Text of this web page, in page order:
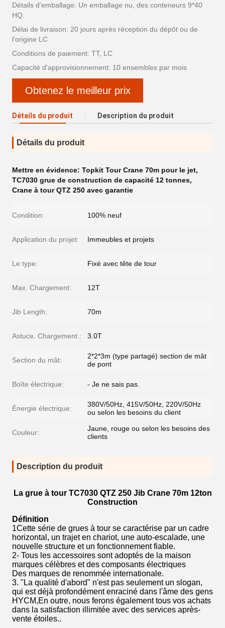
Détails d'emballage: Un emballage nu, des conteneurs 9*40
HQ.
Délai de livraison: 20 jours après réception du dépôt ou de
l'origine LC
Conditions de paiement: TT, LC
Capacité d'approvisionnement: 10 ensembles par mois
Obtenez le meilleur prix
Détails du produit Description du produit
Détails du produit
Mettre en évidence: Topkit Tour Crane 70m pour le jet,
TC7030 grue de construction de capacité 12 tonnes,
Crane à tour QTZ 250 avec garantie
Condition: 100% neuf
Application du projet: Immeubles et projets
Le type: Fixé avec tête de tour
Max. Chargement: 12T
Jib Length: 70m
Astuce. Chargement.: 3.0T
Section du mât:
2*2*3m (type partagé) section de mât
de pont
Boîte électrique: - Je ne sais pas.
Énergie électrique:
380V/50Hz, 415V/50Hz, 220V/50Hz
ou selon les besoins du client
Couleur:
Jaune, rouge ou selon les besoins des
clients
Description du produit
La grue à tour TC7030 QTZ 250 Jib Crane 70m 12ton
Construction
Définition
1Cette série de grues à tour se caractérise par un cadre
horizontal, un trajet en chariot, une auto-escalade, une
nouvelle structure et un fonctionnement fiable.
2- Tous les accessoires sont adoptés de la maison
marques célèbres et des composants électriques
Des marques de renommée internationale.
3. "La qualité d'abord" n'est pas seulement un slogan,
qui est déjà profondément enraciné dans l'âme des gens
HYCM,En outre, nous ferons également tous vos achats
dans la satisfaction illimitée avec des services après-
vente étoiles..